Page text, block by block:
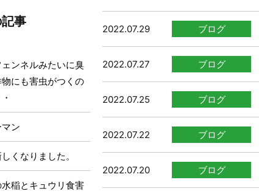
2022.07.29 ブログ
2022.07.27 ブログ
2022.07.25 ブログ
2022.07.22 ブログ
2022.07.20 ブログ
事
ンネルみたいに臭
にも害虫がつくの
ン
くなりました。
稲とキュウリ食害